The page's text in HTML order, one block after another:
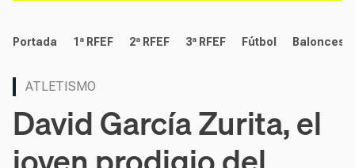
deportes
Portada 1ª RFEF 2ª RFEF 3ª RFEF Fútbol Baloncesto
ATLETISMO
David García Zurita, el